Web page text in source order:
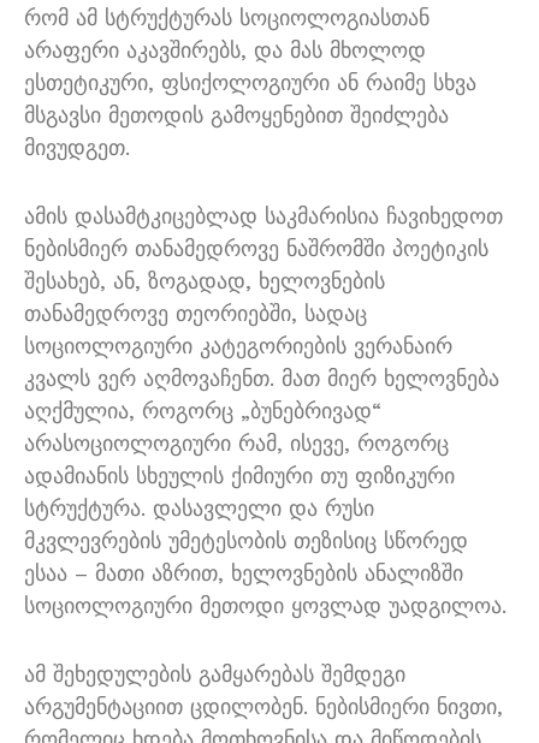
რომ ამ სტრუქტურას სოციოლოგიასთან
არაფერი აკავშირებს, და მას მხოლოდ
ესთეტიკური, ფსიქოლოგიური ან რაიმე სხვა
მსგავსი მეთოდის გამოყენებით შეიძლება
მივუდგეთ.
ამის დასამტკიცებლად საკმარისია ჩავიხედოთ
ნებისმიერ თანამედროვე ნაშრომში პოეტიკის
შესახებ, ან, ზოგადად, ხელოვნების
თანამედროვე თეორიებში, სადაც
სოციოლოგიური კატეგორიების ვერანაირ
კვალს ვერ აღმოვაჩენთ. მათ მიერ ხელოვნება
აღქმულია, როგორც „ბუნებრივად“
არასოციოლოგიური რამ, ისევე, როგორც
ადამიანის სხეულის ქიმიური თუ ფიზიკური
სტრუქტურა. დასავლელი და რუსი
მკვლევრების უმეტესობის თეზისიც სწორედ
ესაა – მათი აზრით, ხელოვნების ანალიზში
სოციოლოგიური მეთოდი ყოვლად უადგილოა.
ამ შეხედულების გამყარებას შემდეგი
არგუმენტაციით ცდილობენ. ნებისმიერი ნივთი,